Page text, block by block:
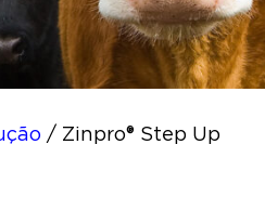
/ Zinpro® Step Up